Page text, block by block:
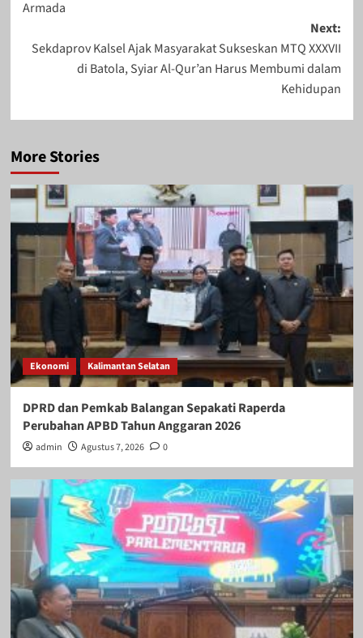
Armada
Next:
Sekdaprov Kalsel Ajak Masyarakat Sukseskan MTQ XXXVII
di Batola, Syiar Al-Qur’an Harus Membumi dalam
Kehidupan
More Stories
Ekonomi Kalimantan Selatan
DPRD dan Pemkab Balangan Sepakati Raperda
Perubahan APBD Tahun Anggaran 2026
admin Agustus 7, 2026 0